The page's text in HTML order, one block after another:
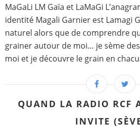
MaGaLi LM Gaïa et LaMaGi
identité Magali Garnier est Lamagi
naturel alors que de comprendre
grainer autour de moi… je sème
moi et je découvre le grain en
QUAND LA RADIO RCF
INVITE